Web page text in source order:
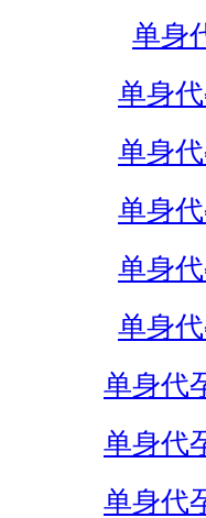
单身
单身
单身
单身
单身
单身
单身代
单身代
单身代